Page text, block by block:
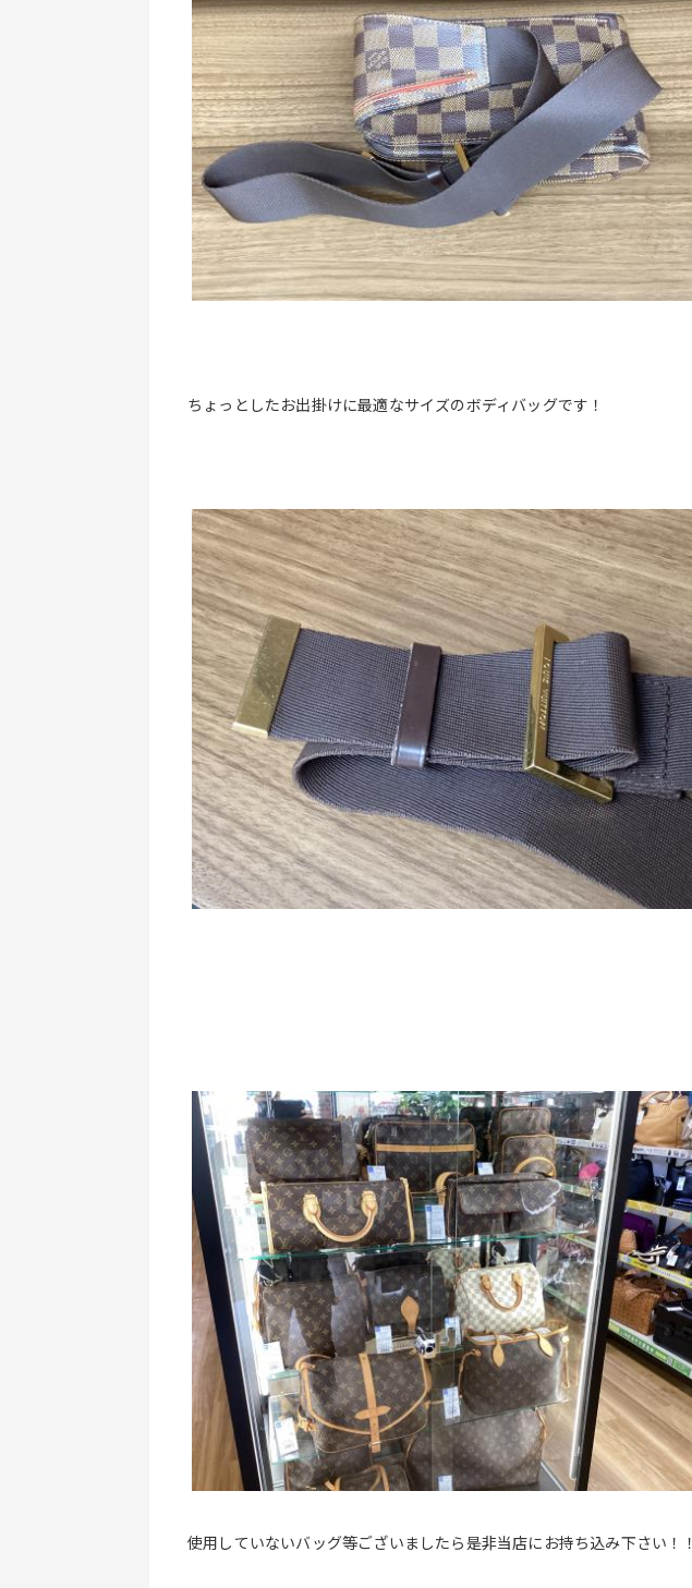
ちょっとしたお出掛けに最適なサイズのボディバッグです！
使用していないバッグ等ございましたら是非当店にお持ち込み下さい！！